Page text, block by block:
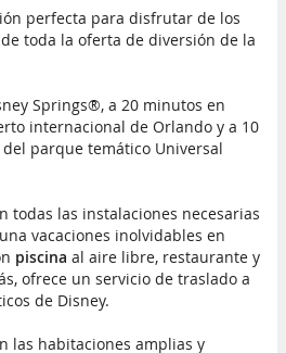
perfecta para disfrutar de los
toda la oferta de diversión de la
Springs®, a 20 minutos en
internacional de Orlando y a 10
parque temático Universal
todas las instalaciones necesarias
vacaciones inolvidables en
piscina al aire libre, restaurante y
ofrece un servicio de traslado a
de Disney.
las habitaciones amplias y